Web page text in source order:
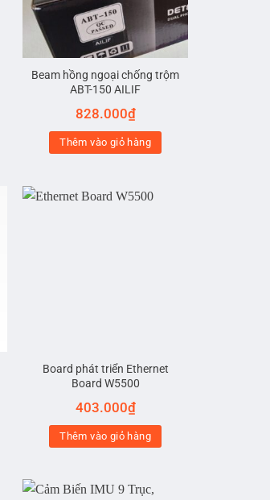
Beam hồng ngoại chống trộm
ABT-150 AILIF
828.000₫
Thêm vào giỏ hàng
Board phát triển Ethernet
Board W5500
403.000₫
Thêm vào giỏ hàng